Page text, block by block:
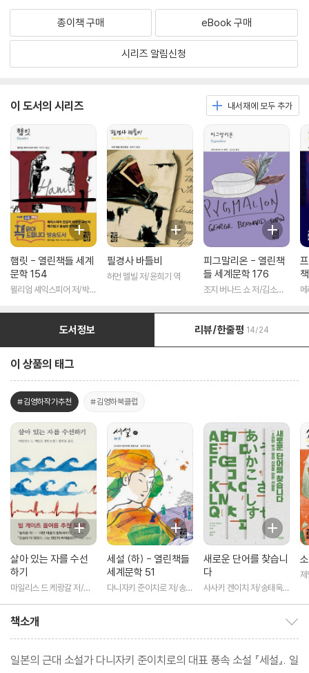
종이책 구매 eBook 구매
시리즈 알림신청
이 도서의 시리즈 내서재에 모두 추가
햄릿 - 열린책들 세계
문학 154
윌리엄 셰익스피어 저/박우
필경사 바틀비
허먼 멜빌 저/윤희기 역
피그말리온 - 열린책
들 세계문학 176
조지 버나드 쇼 저/김소임
도서정보 리뷰/한줄평 14/24
이 상품의 태그
#김영하작가추천 #김영하북클럽
살아 있는 자를 수선
하기
마일리스 드 케랑갈 저/정
세설 (하) - 열린책들
세계문학 51
다니자키 준이치로 저/송태
새로운 단어를 찾습니
다
사사키 겐이치 저/송태욱
책소개
일본의 근대 소설가 다니자키 준이치로의 대표 풍속 소설 『세설』. 일